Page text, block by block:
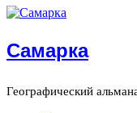
Самарка
Географический